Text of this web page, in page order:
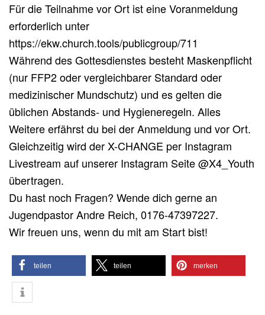
Für die Teilnahme vor Ort ist eine Voranmeldung
erforderlich unter
https://ekw.church.tools/publicgroup/711
Während des Gottesdienstes besteht Maskenpflicht
(nur FFP2 oder vergleichbarer Standard oder
medizinischer Mundschutz) und es gelten die
üblichen Abstands- und Hygieneregeln. Alles
Weitere erfährst du bei der Anmeldung und vor Ort.
Gleichzeitig wird der X-CHANGE per Instagram
Livestream auf unserer Instagram Seite @X4_Youth
übertragen.
Du hast noch Fragen? Wende dich gerne an
Jugendpastor Andre Reich, 0176-47397227.
Wir freuen uns, wenn du mit am Start bist!
teilen teilen merken